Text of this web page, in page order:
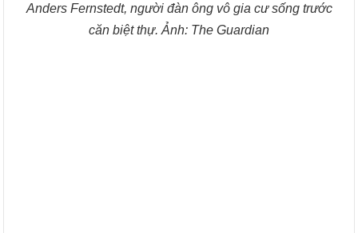
Anders Fernstedt, người đàn ông vô gia cư sống trước
căn biệt thự. Ảnh: The Guardian